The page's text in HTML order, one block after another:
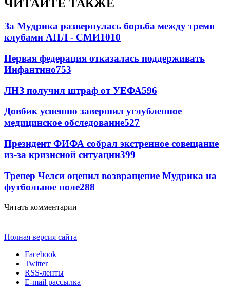
ЧИТАЙТЕ ТАКЖЕ
За Мудрика развернулась борьба между тремя
клубами АПЛ - СМИ1010
Первая федерация отказалась поддерживать
Инфантино753
ЛНЗ получил штраф от УЕФА596
Довбик успешно завершил углубленное
медицинское обследование527
Президент ФИФА собрал экстренное совещание
из-за кризисной ситуации399
Тренер Челси оценил возвращение Мудрика на
футбольное поле288
Читать комментарии
Полная версия сайта
Facebook
Twitter
RSS-ленты
E-mail рассылка